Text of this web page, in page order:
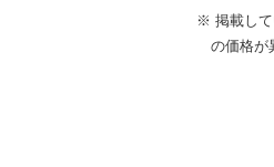
※ 掲載して
の価格が